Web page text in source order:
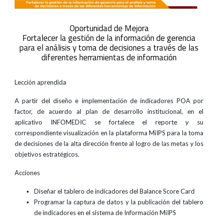
Oportunidad de Mejora
Fortalecer la gestión de la información de gerencia
para el análisis y toma de decisiones a través de las
diferentes herramientas de información
Lección aprendida
A partir del diseño e implementación de indicadores POA por
factor, de acuerdo al plan de desarrollo institucional, en el
aplicativo INFOMEDIC se fortalece el reporte y su
correspondiente visualización en la plataforma MiIPS para la toma
de decisiones de la alta dirección frente al logro de las metas y los
objetivos estratégicos.
Acciones
Diseñar el tablero de indicadores del Balance Score Card
Programar la captura de datos y la publicación del tablero
de indicadores en el sistema de Información MiIPS